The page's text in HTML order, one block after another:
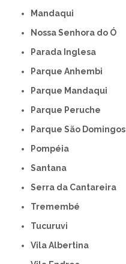
Mandaqui
Nossa Senhora do Ó
Parada Inglesa
Parque Anhembi
Parque Mandaqui
Parque Peruche
Parque São Domingos
Pompéia
Santana
Serra da Cantareira
Tremembé
Tucuruvi
Vila Albertina